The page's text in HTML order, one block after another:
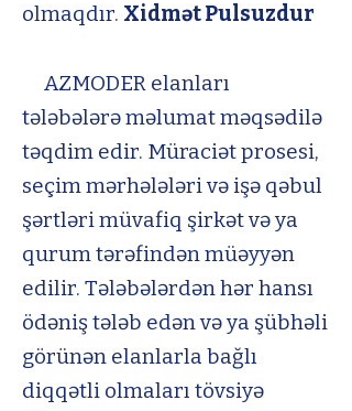
olmaqdır. Xidmət Pulsuzdur
AZMODER elanları
tələbələrə məlumat məqsədilə
təqdim edir. Müraciət prosesi,
seçim mərhələləri və işə qəbul
şərtləri müvafiq şirkət və ya
qurum tərəfindən müəyyən
edilir. Tələbələrdən hər hansı
ödəniş tələb edən və ya şübhəli
görünən elanlarla bağlı
diqqətli olmaları tövsiyə